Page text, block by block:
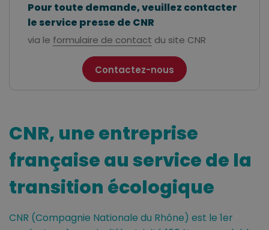
Pour toute demande, veuillez contacter
le service presse de CNR
via le formulaire de contact du site CNR
Contactez-nous
CNR, une entreprise
française au service de la
transition écologique
CNR (Compagnie Nationale du Rhône) est le 1er